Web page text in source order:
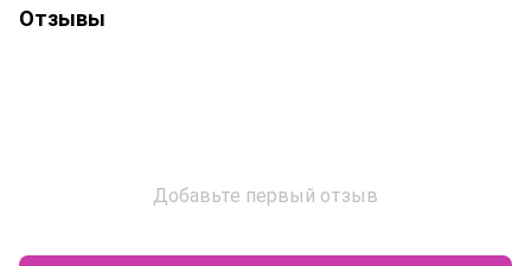
Отзывы
Добавьте первый отзыв